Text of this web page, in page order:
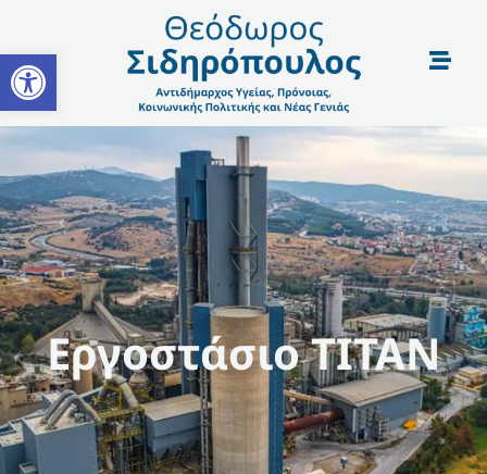
Open toolbar
Εργοστάσιο ΤΙΤΑΝ